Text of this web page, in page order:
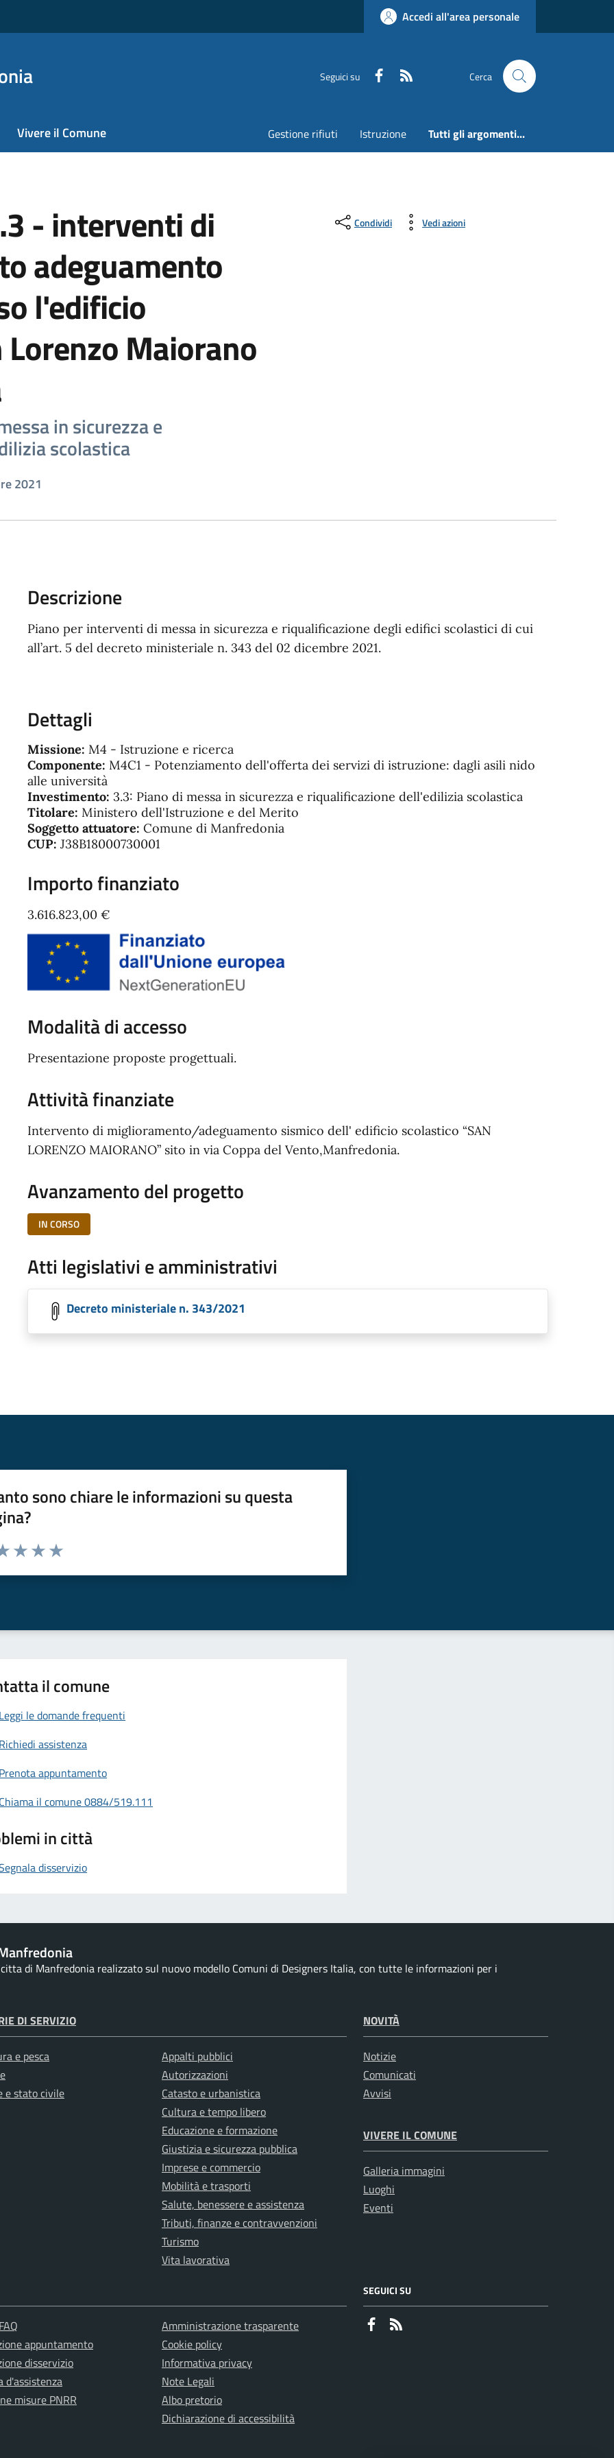
Accedi all'area personale
Seguici su Faceboook Cerca
Vivere il Comune Gestione rifiuti Istruzione Tutti gli argomenti...
- interventi di
adeguamento
l'edificio
Maiorano
in sicurezza e
scolastica
2021
Condividi Vedi azioni
Descrizione
Piano per interventi di messa in sicurezza e riqualificazione degli edifici scolastici di cui
all’art. 5 del decreto ministeriale n. 343 del 02 dicembre 2021.
Dettagli
Missione: M4 - Istruzione e ricerca
Componente: M4C1 - Potenziamento dell'offerta dei servizi di istruzione: dagli asili nido
alle università
Investimento: 3.3: Piano di messa in sicurezza e riqualificazione dell'edilizia scolastica
Titolare: Ministero dell'Istruzione e del Merito
Soggetto attuatore: Comune di Manfredonia
CUP: J38B18000730001
Importo finanziato
3.616.823,00 €
Modalità di accesso
Presentazione proposte progettuali.
Attività finanziate
Intervento di miglioramento/adeguamento sismico dell' edificio scolastico “SAN
LORENZO MAIORANO” sito in via Coppa del Vento,Manfredonia.
Avanzamento del progetto
IN CORSO
Atti legislativi e amministrativi
Decreto ministeriale n. 343/2021
sono chiare le informazioni su questa
da 1 a 5 stelle la pagina
il comune
Leggi le domande frequenti
Richiedi assistenza
Prenota appuntamento
Chiama il comune 0884/519.111
in città
disservizio
di Manfredonia realizzato sul nuovo modello Comuni di Designers Italia, con tutte le informazioni per i
DI SERVIZIO
e pesca
e stato civile
Appalti pubblici
Autorizzazioni
Catasto e urbanistica
Cultura e tempo libero
Educazione e formazione
Giustizia e sicurezza pubblica
Imprese e commercio
Mobilità e trasporti
Salute, benessere e assistenza
Tributi, finanze e contravvenzioni
Turismo
Vita lavorativa
NOVITÀ
Notizie
Comunicati
Avvisi
VIVERE IL COMUNE
Galleria immagini
Luoghi
Eventi
appuntamento
disservizio
d'assistenza
misure PNRR
Amministrazione trasparente
Cookie policy
Informativa privacy
Note Legali
Albo pretorio
Dichiarazione di accessibilità
SEGUICI SU
Faceboook